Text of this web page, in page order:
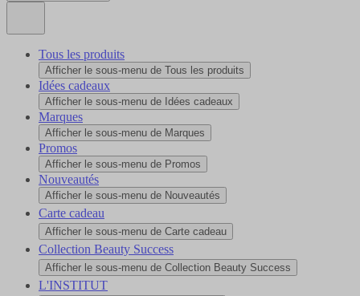
Tous les produits
Afficher le sous-menu de Tous les produits
Idées cadeaux
Afficher le sous-menu de Idées cadeaux
Marques
Afficher le sous-menu de Marques
Promos
Afficher le sous-menu de Promos
Nouveautés
Afficher le sous-menu de Nouveautés
Carte cadeau
Afficher le sous-menu de Carte cadeau
Collection Beauty Success
Afficher le sous-menu de Collection Beauty Success
L'INSTITUT